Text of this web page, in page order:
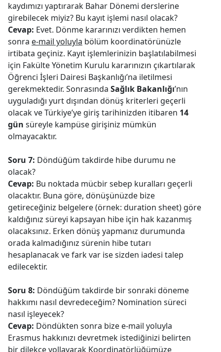
kaydımızı yaptırarak Bahar Dönemi derslerine
girebilecek miyiz? Bu kayıt işlemi nasıl olacak?
Cevap: Evet. Dönme kararınızı verdikten hemen
sonra e-mail yoluyla bölüm koordinatörünüzle
irtibata geçiniz. Kayıt işlemlerinizin başlatılabilmesi
için Fakülte Yönetim Kurulu kararınızın çıkartılarak
Öğrenci İşleri Dairesi Başkanlığı’na iletilmesi
gerekmektedir. Sonrasında Sağlık Bakanlığı’nın
uyguladığı yurt dışından dönüş kriterleri geçerli
olacak ve Türkiye’ye giriş tarihinizden itibaren 14
gün süreyle kampüse girişiniz mümkün
olmayacaktır.
Soru 7: Döndüğüm takdirde hibe durumu ne
olacak?
Cevap: Bu noktada mücbir sebep kuralları geçerli
olacaktır. Buna göre, dönüşünüzde bize
getireceğiniz belgelere (örnek: duration sheet) göre
kaldığınız süreyi kapsayan hibe için hak kazanmış
olacaksınız. Erken dönüş yapmanız durumunda
orada kalmadığınız sürenin hibe tutarı
hesaplanacak ve fark var ise sizden iadesi talep
edilecektir.
Soru 8: Döndüğüm takdirde bir sonraki döneme
hakkımı nasıl devredeceğim? Nomination süreci
nasıl işleyecek?
Cevap: Döndükten sonra bize e-mail yoluyla
Erasmus hakkınızı devretmek istediğinizi belirten
bir dilekçe yollayarak Koordinatörlüğümüze